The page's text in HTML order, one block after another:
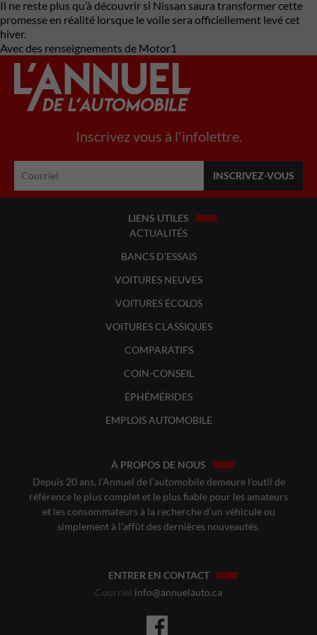
Il ne reste plus qu’à découvrir si Nissan saura transformer cette
promesse en réalité lorsque le voile sera officiellement levé cet
hiver.
Avec des renseignements de Motor1
Inscrivez vous à l'infolettre.
LIENS UTILES
ACTUALITÉS
BANCS D'ESSAIS
VOITURES NEUVES
VOITURES ÉCOLOS
VOITURES CLASSIQUES
COMPARATIFS
COIN-CONSEIL
ÉPHÉMÉRIDES
EMPLOIS AUTOMOBILE
À PROPOS DE NOUS
Depuis 20 ans, l’Annuel de l’automobile demeure l’outil de
référence le plus complet et le plus fiable pour les amateurs
et les consommateurs à la recherche d’un véhicule ou
simplement à l’affût des dernières nouveautés.
ENTRER EN CONTACT
Courriel info@annuelauto.ca